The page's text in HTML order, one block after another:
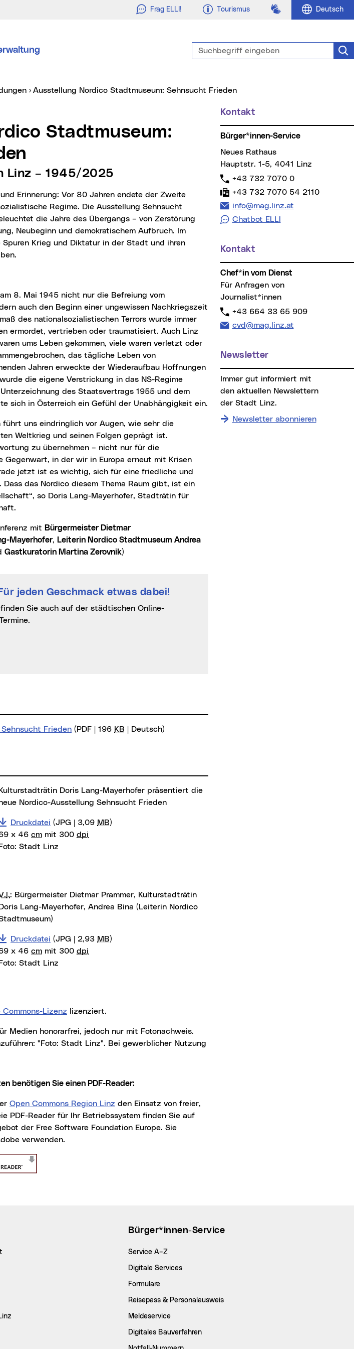
Frag ELLI! Tourismus Gebärdensprache
Deutsch
Suchbegriff eingeben
Ausstellung Nordico Stadtmuseum: Sehnsucht Frieden
Linz – 1945/2025
Regime. Die Ausstellung Sehnsucht
die Jahre des Übergangs – von Zerstörung
Neubeginn und demokratischem Aufbruch. Im
Krieg und Diktatur in der Stadt und ihren
auch den Beginn einer ungewissen Nachkriegszeit
des nationalsozialistischen Terrors wurde immer
ermordet, vertrieben oder traumatisiert. Auch Linz
ums Leben gekommen, viele waren verletzt oder
das tägliche Leben von
Jahren erweckte der Wiederaufbau Hoffnungen
die eigene Verstrickung in das NS-Regime
des Staatsvertrags 1955 und dem
sich in Österreich ein Gefühl der Unabhängigkeit ein.
Weltkrieg und seinen Folgen geprägt ist.
zu übernehmen – nicht nur für die
Gegenwart, in der wir in Europa erneut mit Krisen
jetzt ist es wichtig, sich für eine friedliche und
das Nordico diesem Thema Raum gibt, ist ein
so Doris Lang-Mayerhofer, Stadträtin für
mit Bürgermeister Dietmar
Mayerhofer, Leiterin Nordico Stadtmuseum Andrea
Gastkuratorin Martina Zerovnik)
jeden Geschmack etwas dabei!
Frieden (PDF | 196 KB | Deutsch)
Kulturstadträtin Doris Lang-Mayerhofer präsentiert die
Nordico-Ausstellung Sehnsucht Frieden
Druckdatei (JPG | 3,09 MB)
x 46 cm mit 300 dpi
Foto: Stadt Linz
v.l.: Bürgermeister Dietmar Prammer, Kulturstadträtin
Doris Lang-Mayerhofer, Andrea Bina (Leiterin Nordico
Druckdatei (JPG | 2,93 MB)
x 46 cm mit 300 dpi
Foto: Stadt Linz
Commons-Lizenz lizenziert.
"Foto: Stadt Linz". Bei gewerblicher Nutzung
benötigen Sie einen PDF-Reader:
Open Commons Region Linz den Einsatz von freier,
PDF-Reader für Ihr Betriebssystem finden Sie auf
der Free Software Foundation Europe. Sie
verwenden.
Weitere Informationen
Kontakt
Bürger*innen-Service
Neues Rathaus
Hauptstr. 1-5, 4041 Linz
Telefon:
+43 732 7070 0
Fax:
+43 732 7070 54 2110
E-Mail Adresse:
info@mag.linz.at
Chatbot ELLI
Kontakt
Chef*in vom Dienst
Für Anfragen von
Journalist*innen
Telefon:
+43 664 33 65 909
E-Mail Adresse:
cvd@mag.linz.at
Newsletter
den aktuellen Newslettern
der Stadt Linz.
Newsletter abonnieren
Bürger*innen-Service
Service A–Z
Digitale Services
Formulare
Reisepass & Personalausweis
Meldeservice
Digitales Bauverfahren